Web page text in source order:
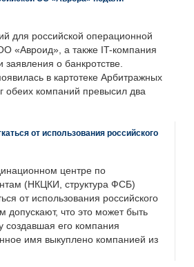
для российской операционной
«Авроид», а также IT-компания
о банкротстве.
в картотеке Арбитражных
обеих компаний превысил два
от использования российского
центре по
(НКЦКИ, структура ФСБ)
от использования российского
допускают, что это может быть
создавшая его компания
имя выкуплено компанией из